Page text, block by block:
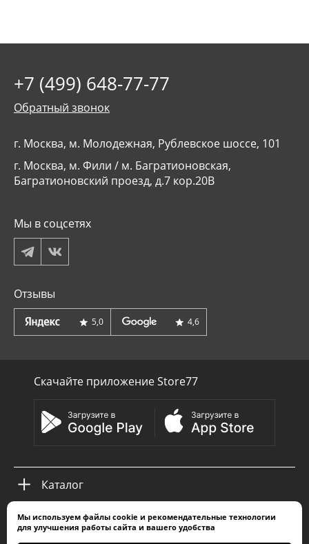
+7 (499) 648-77-77
Обратный звонок
г. Москва, м. Молодежная, Рублевское шоссе, 101
г. Москва, м. Фили / м. Багратионовская,
Багратионовский проезд, д.7 кор.20В
Мы в соцсетях
Отзывы
5,0 4,6
Скачайте приложение Store77
Каталог
Покупателям
Мы используем файлы cookie и рекомендательные технологии
для улучшения работы сайта и вашего удобства